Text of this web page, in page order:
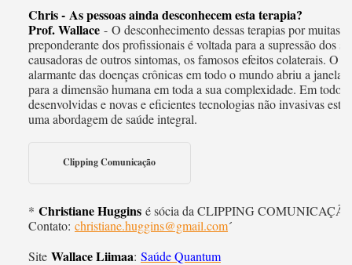
Chris - As pessoas ainda desconhecem esta terapia?
Prof. Wallace- O desconhecimento dessas terapias por muitas
preponderante dos profissionais é voltada para a supressão dos
causadoras de outros sintomas, os famosos efeitos colaterais. O
alarmante das doenças crônicas em todo o mundo abriu a janela
para a dimensão humana em toda a sua complexidade. Em todo
desenvolvidas e novas e eficientes tecnologias não invasivas
uma abordagem de saúde integral.
Clipping Comunicação
* Christiane Hugginsé sócia da CLIPPING
Contato: christiane.huggins@gmail.com´
Site Wallace Liimaa: Saúde Quantum